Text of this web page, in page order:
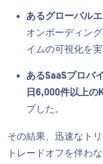
あるグローバル
オンボーディン
イムの可視化を実
あるSaaSプロバ
日6,000件以上の
プした。
その結果、迅速なト
トレードオフを伴わ